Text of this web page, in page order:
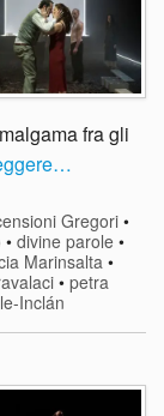
fra gli
Gregori•
•divine parole •
Marinsalta•
• petra
Inclán